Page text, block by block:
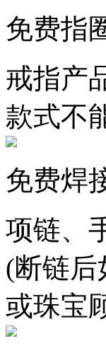
免费指
戒指产
款式不
免费焊
项链、
(断链后
或珠宝